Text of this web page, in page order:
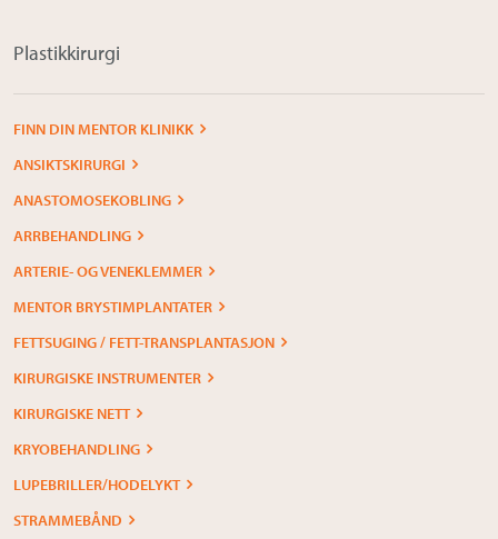
Plastikkirurgi
FINN DIN MENTOR KLINIKK
ANSIKTSKIRURGI
ANASTOMOSEKOBLING
ARRBEHANDLING
ARTERIE- OG VENEKLEMMER
MENTOR BRYSTIMPLANTATER
FETTSUGING / FETT-TRANSPLANTASJON
KIRURGISKE INSTRUMENTER
KIRURGISKE NETT
KRYOBEHANDLING
LUPEBRILLER/HODELYKT
STRAMMEBÅND